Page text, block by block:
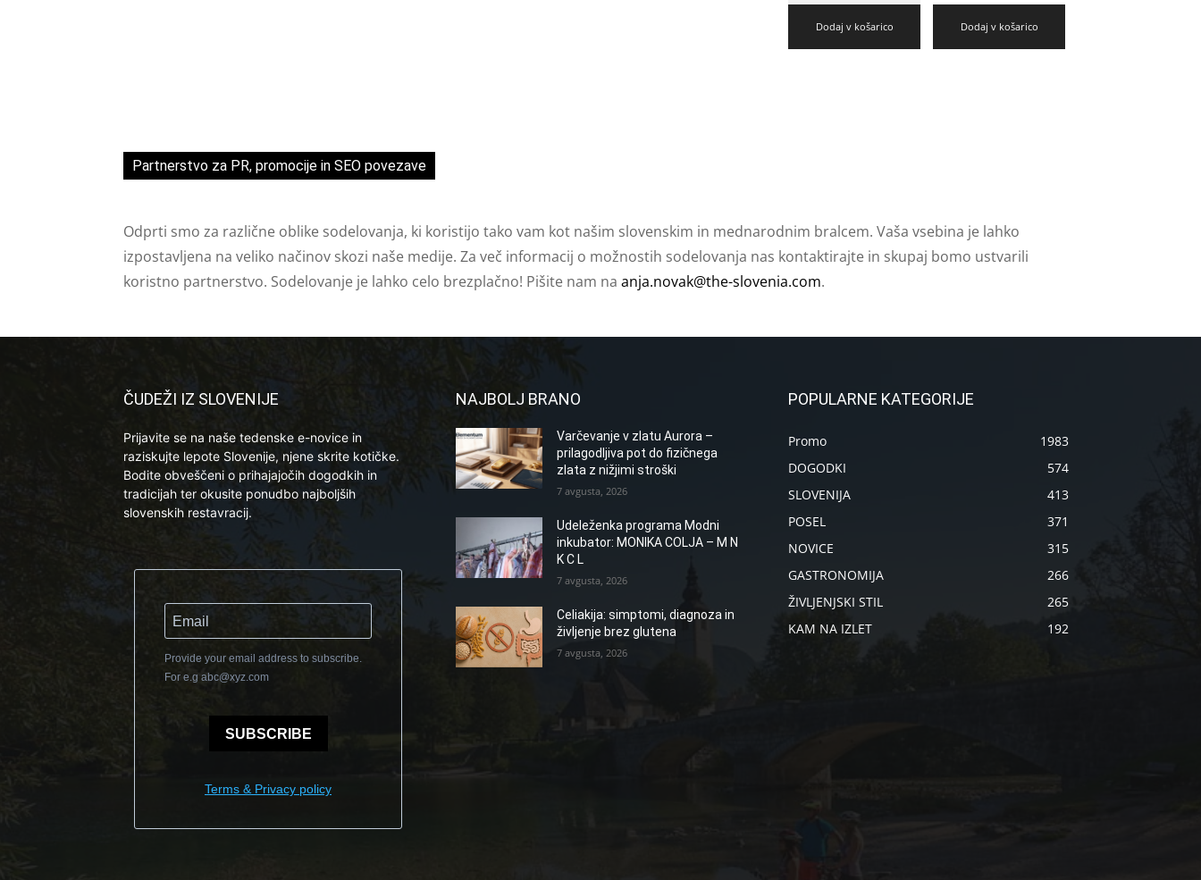
Dodaj v košarico Dodaj v košarico
Partnerstvo za PR, promocije in SEO povezave
Odprti smo za različne oblike sodelovanja, ki koristijo tako vam kot našim slovenskim in mednarodnim bralcem. Vaša vsebina je lahko
izpostavljena na veliko načinov skozi naše medije. Za več informacij o možnostih sodelovanja nas kontaktirajte in skupaj bomo ustvarili
koristno partnerstvo. Sodelovanje je lahko celo brezplačno! Pišite nam na anja.novak@the-slovenia.com.
ČUDEŽI IZ SLOVENIJE
Prijavite se na naše tedenske e-novice in
raziskujte lepote Slovenije, njene skrite kotičke.
Bodite obveščeni o prihajajočih dogodkih in
tradicijah ter okusite ponudbo najboljših
slovenskih restavracij.
Provide your email address to subscribe.
For e.g abc@xyz.com
SUBSCRIBE
Terms & Privacy policy
NAJBOLJ BRANO
Varčevanje v zlatu Aurora –
prilagodljiva pot do fizičnega
zlata z nižjimi stroški
7 avgusta, 2026
Udeleženka programa Modni
inkubator: MONIKA COLJA – M N
K C L
7 avgusta, 2026
Celiakija: simptomi, diagnoza in
življenje brez glutena
7 avgusta, 2026
POPULARNE KATEGORIJE
Promo
1983
DOGODKI
574
SLOVENIJA
413
POSEL
371
NOVICE
315
GASTRONOMIJA
266
ŽIVLJENJSKI STIL
265
KAM NA IZLET
192